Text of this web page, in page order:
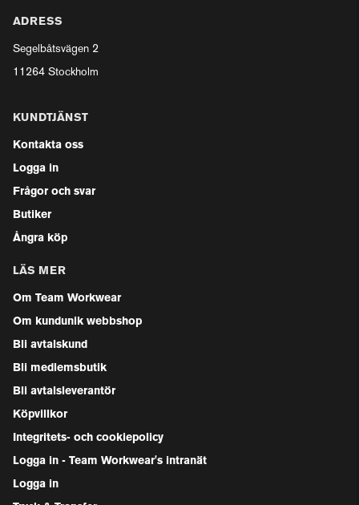
ADRESS
Segelbåtsvägen 2
11264 Stockholm
KUNDTJÄNST
Kontakta oss
Logga in
Frågor och svar
Butiker
Ångra köp
LÄS MER
Om Team Workwear
Om kundunik webbshop
Bli avtalskund
Bli medlemsbutik
Bli avtalsleverantör
Köpvillkor
Integritets- och cookiepolicy
Logga in - Team Workwear's intranät
Logga in